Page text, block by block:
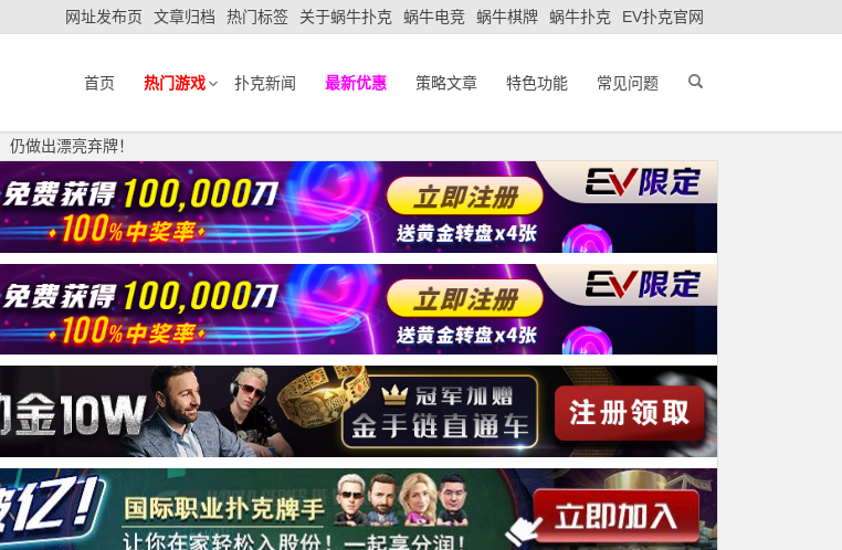
网址发布页 文章归档 热门标签 关于蜗牛扑克 蜗牛电竞 蜗牛棋牌 蜗牛扑克 EV扑克官网
首页 热门游戏 扑克新闻 最新优惠 策略文章 特色功能 常见问题
仍做出漂亮弃牌！